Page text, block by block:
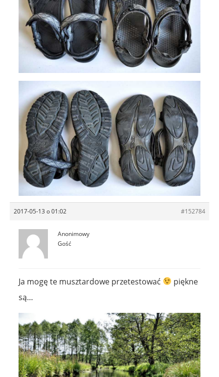
2017-05-13 o 01:02 #152784
Anonimowy
Gość
Ja mogę te musztardowe przetestować
piękne
są…